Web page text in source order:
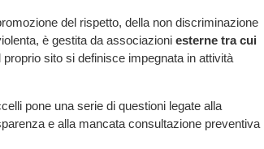
del rispetto, della non discriminazione
è gestita da associazioni esterne tra cui
proprio sito si definisce impegnata in attività
pone una serie di questioni legate alla
e alla mancata consultazione preventiva